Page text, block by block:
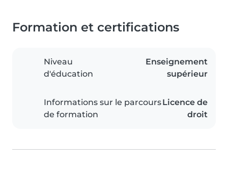
Formation et certifications
Niveau
d'éducation
Enseignement
supérieur
Informations sur le parcours
de formation
Licence de
droit